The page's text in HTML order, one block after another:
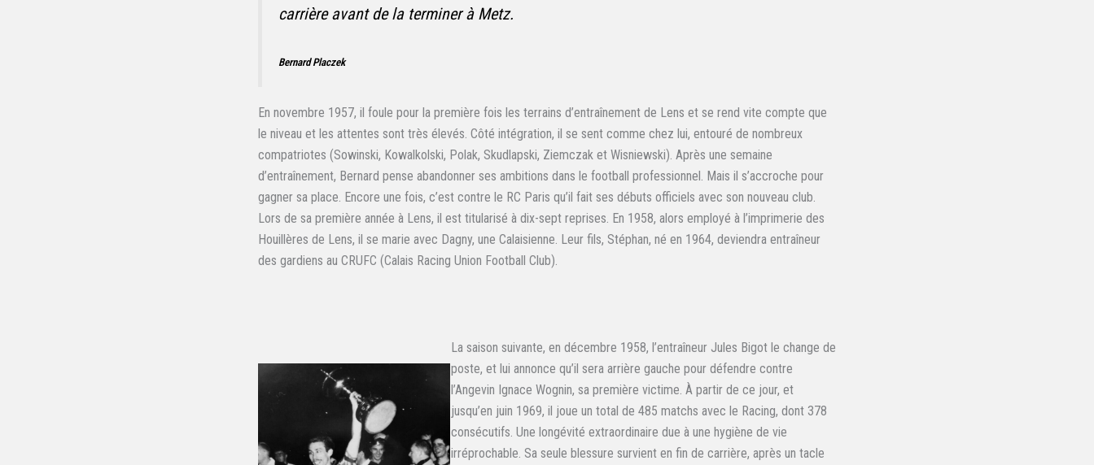
carrière avant de la terminer à Metz.
Bernard Placzek
En novembre 1957, il foule pour la première fois les terrains d’entraînement de Lens et se rend vite compte que
le niveau et les attentes sont très élevés. Côté intégration, il se sent comme chez lui, entouré de nombreux
compatriotes (Sowinski, Kowalkolski, Polak, Skudlapski, Ziemczak et Wisniewski). Après une semaine
d’entraînement, Bernard pense abandonner ses ambitions dans le football professionnel. Mais il s’accroche pour
gagner sa place. Encore une fois, c’est contre le RC Paris qu’il fait ses débuts officiels avec son nouveau club.
Lors de sa première année à Lens, il est titularisé à dix-sept reprises. En 1958, alors employé à l’imprimerie des
Houillères de Lens, il se marie avec Dagny, une Calaisienne. Leur fils, Stéphan, né en 1964, deviendra entraîneur
des gardiens au CRUFC (Calais Racing Union Football Club).
La saison suivante, en décembre 1958, l’entraîneur Jules Bigot le change de
poste, et lui annonce qu’il sera arrière gauche pour défendre contre
l’Angevin Ignace Wognin, sa première victime. À partir de ce jour, et
jusqu’en juin 1969, il joue un total de 485 matchs avec le Racing, dont 378
consécutifs. Une longévité extraordinaire due à une hygiène de vie
irréprochable. Sa seule blessure survient en fin de carrière, après un tacle